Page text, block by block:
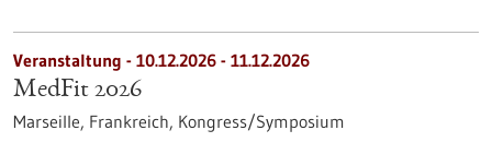
Veranstaltung - 10.12.2026 - 11.12.2026
MedFit 2026
Marseille, Frankreich, Kongress/Symposium